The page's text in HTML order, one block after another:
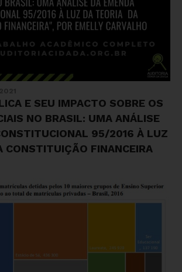
E SEU IMPACTO SOBRE OS
NO BRASIL: UMA ANÁLISE
95/2016 À LUZ
CONSTITUIÇÃO FINANCEIRA